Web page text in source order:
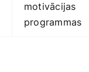
motivācijas
‌programmas